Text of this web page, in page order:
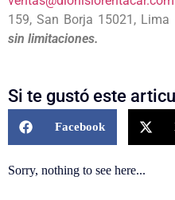
159, San Borja 15021, Lima
sin limitaciones.
Si te gustó este
Facebook
Sorry, nothing to see here...